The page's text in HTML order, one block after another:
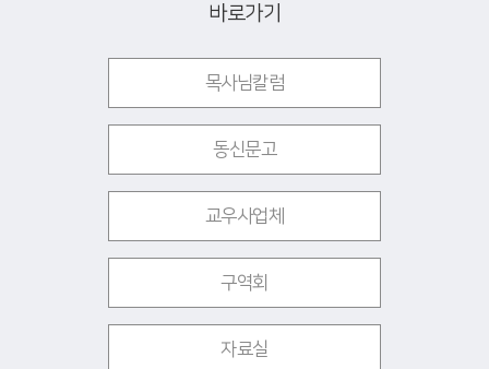
바로가기
목사님칼럼
동신문고
교우사업체
구역회
자료실